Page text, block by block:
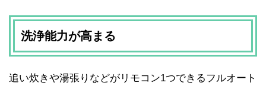
洗浄能力が高まる
追い炊きや湯張りなどがリモコン1つできるフルオート